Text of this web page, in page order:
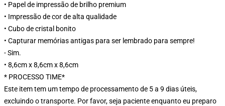
• Papel de impressão de brilho premium
• Impressão de cor de alta qualidade
• Cubo de cristal bonito
• Capturar memórias antigas para ser lembrado para sempre!
- Sim.
• 8,6cm x 8,6cm x 8,6cm
* PROCESSO TIME*
Este item tem um tempo de processamento de 5 a 9 dias úteis,
excluindo o transporte. Por favor, seja paciente enquanto eu preparo